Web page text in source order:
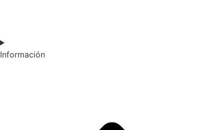
Información